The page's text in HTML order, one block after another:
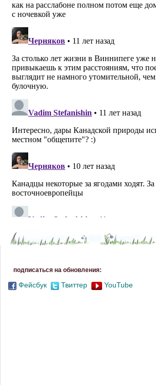
подписаться на обновления:
Фейсбук Твиттер YouTube